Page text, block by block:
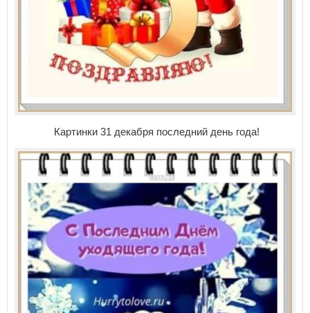
Картинки 31 декабря последний день года!